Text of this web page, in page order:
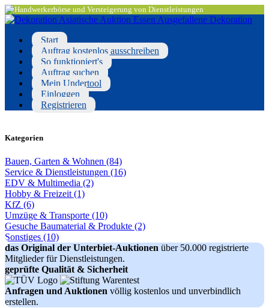
Start
Auftrag kostenlos ausschreiben
So funktioniert's
Auftrag suchen
Mein Undertool
Einloggen
Registrieren
Kategorien
Bauen, Garten & Wohnen (84)
Service & Dienstleistungen (16)
EDV & Multimedia (2)
Hobby & Freizeit (1)
KfZ (6)
Umzüge & Transporte (10)
Gesuche Baumaterial & Produkte (2)
Sonstiges (10)
das Original der Unterbiet-Auktionen über 50.000 registrierte
Mitglieder für Dienstleistungen.
geprüfte Qualität & Sicherheit
Anfragen und Auktionen völlig kostenlos und unverbindlich
erstellen.